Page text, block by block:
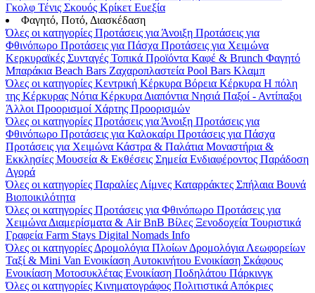
Γκολφ Τένις Σκουός Κρίκετ Ευεξία
Φαγητό, Ποτό, Διασκέδαση
Όλες οι κατηγορίες Προτάσεις για Άνοιξη Προτάσεις για
Φθινόπωρο Προτάσεις για Πάσχα Προτάσεις για Χειμώνα
Κερκυραϊκές Συνταγές Τοπικά Προϊόντα Καφέ & Brunch Φαγητό
Μπαράκια Beach Bars Ζαχαροπλαστεία Pool Bars Κλαμπ
Όλες οι κατηγορίες Κεντρική Κέρκυρα Βόρεια Κέρκυρα Η πόλη
της Κέρκυρας Νότια Κέρκυρα Διαπόντια Νησιά Παξοί - Αντίπαξοι
Άλλοι Προορισμοί Χάρτης Προορισμών
Όλες οι κατηγορίες Προτάσεις για Άνοιξη Προτάσεις για
Φθινόπωρο Προτάσεις για Καλοκαίρι Προτάσεις για Πάσχα
Προτάσεις για Χειμώνα Κάστρα & Παλάτια Μοναστήρια &
Εκκλησίες Μουσεία & Εκθέσεις Σημεία Ενδιαφέροντος Παράδοση
Αγορά
Όλες οι κατηγορίες Παραλίες Λίμνες Καταρράκτες Σπήλαια Βουνά
Βιοποικιλότητα
Όλες οι κατηγορίες Προτάσεις για Φθινόπωρο Προτάσεις για
Χειμώνα Διαμερίσματα & Air BnB Βίλες Ξενοδοχεία Τουριστικά
Γραφεία Farm Stays Digital Nomads Info
Όλες οι κατηγορίες Δρομολόγια Πλοίων Δρομολόγια Λεωφορείων
Ταξί & Μini Van Ενοικίαση Aυτοκινήτου Ενοικίαση Σκάφους
Ενοικίαση Μοτοσυκλέτας Ενοικίαση Ποδηλάτου Πάρκινγκ
Όλες οι κατηγορίες Κινηματογράφος Πολιτιστικά Απόκριες